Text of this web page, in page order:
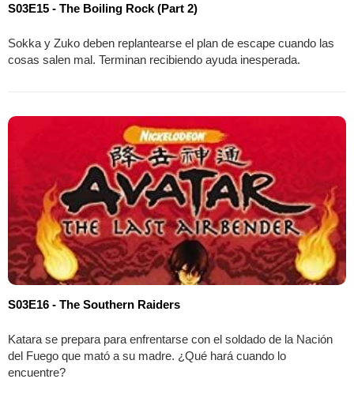
S03E15 - The Boiling Rock (Part 2)
Sokka y Zuko deben replantearse el plan de escape cuando las
cosas salen mal. Terminan recibiendo ayuda inesperada.
S03E16 - The Southern Raiders
Katara se prepara para enfrentarse con el soldado de la Nación
del Fuego que mató a su madre. ¿Qué hará cuando lo
encuentre?